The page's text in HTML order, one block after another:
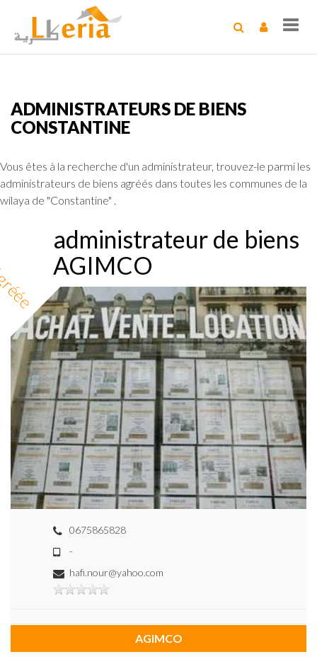
ADMINISTRATEURS DE BIENS
CONSTANTINE
Vous êtes à la recherche d'un administrateur, trouvez-le parmi les
administrateurs de biens agréés dans toutes les communes de la
wilaya de "Constantine" .
administrateur de biens
AGIMCO
0675865828
-
hafi.nour@yahoo.com
AGIMCO